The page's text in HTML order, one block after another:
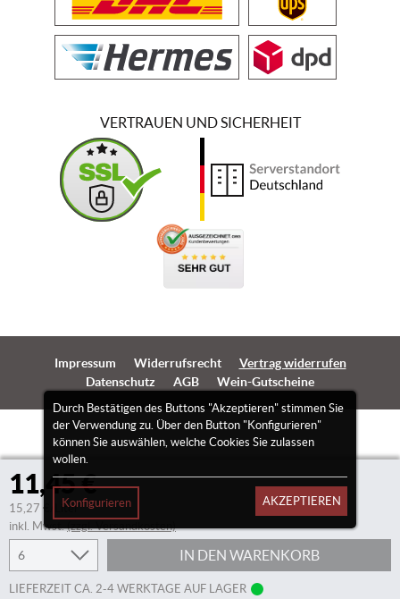
11,45 €
15,27 €/Liter
inkl. Mwst.(zzgl. Versandkosten)
IN DEN WARENKORB
LIEFERZEIT CA. 2-4 WERKTAGE AUF LAGER
Durch Bestätigen des Buttons "Akzeptieren" stimmen Sie
der Verwendung zu. Über den Button "Konfigurieren"
können Sie auswählen, welche Cookies Sie zulassen
wollen.
Konfigurieren AKZEPTIEREN
VERTRAUEN UND SICHERHEIT
Impressum Widerrufsrecht
Vertrag widerrufen
Datenschutz
AGB Wein-Gutscheine